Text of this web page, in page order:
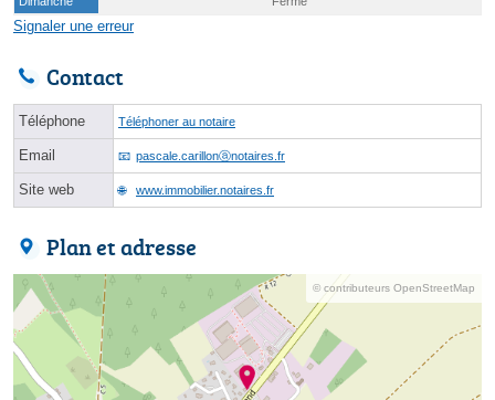
Signaler une erreur
Contact
Téléphone Téléphoner au notaire
Email pascale.carillonⓐnotaires.fr
Site web www.immobilier.notaires.fr
Plan et adresse
© contributeurs OpenStreetMap